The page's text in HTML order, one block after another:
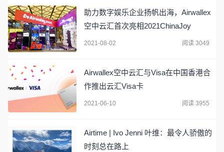
助力数字娱乐企业扬帆出海，Airwallex
空中云汇首次亮相2021ChinaJoy
2021-08-02 阅读 3049
Airwallex空中云汇与Visa在中国香港合
作推出云汇Visa卡
2021-06-10 阅读 3955
Airtime | Ivo Jenni 叶维：最令人骄傲的
时刻总在路上